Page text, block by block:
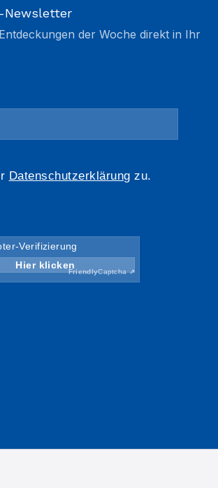
Newsletter
der Woche direkt in Ihr